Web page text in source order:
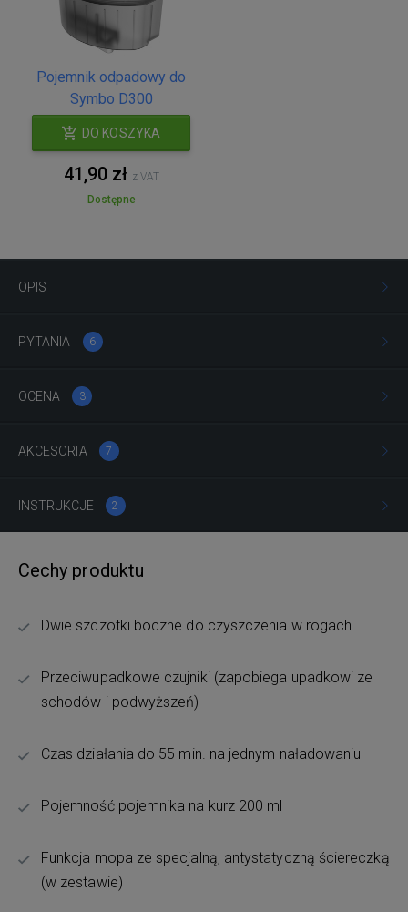
Pojemnik odpadowy do
Symbo D300
DO KOSZYKA
41,90 zł z VAT
Dostępne
OPIS
PYTANIA 6
OCENA 3
AKCESORIA 7
INSTRUKCJE 2
Cechy produktu
Dwie szczotki boczne do czyszczenia w rogach
Przeciwupadkowe czujniki (zapobiega upadkowi ze
schodów i podwyższeń)
Czas działania do 55 min. na jednym naładowaniu
Pojemność pojemnika na kurz 200 ml
Funkcja mopa ze specjalną, antystatyczną ściereczką
(w zestawie)